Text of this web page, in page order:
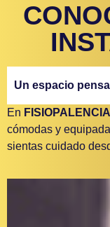
Un espacio
En FISIOPALENCIA
cómodas y
sientas cuidado